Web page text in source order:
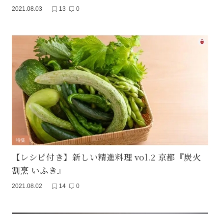
2021.08.03 13 0
特集
【レシピ付き】新しい精進料理 vol.2 京都『炭火
割烹 いふき』
2021.08.02 14 0